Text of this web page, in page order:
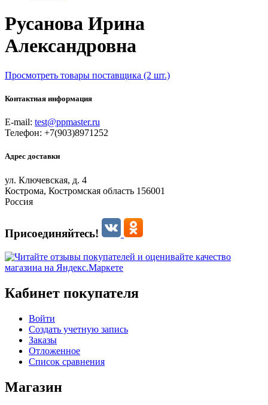
Русанова Ирина
Александровна
Просмотреть товары поставщика (2 шт.)
Контактная информация
E-mail: test@ppmaster.ru
Телефон: +7(903)8971252
Адрес доставки
ул. Ключевская, д. 4
Кострома, Костромская область 156001
Россия
Присоединяйтесь!
Кабинет покупателя
Войти
Создать учетную запись
Заказы
Отложенное
Список сравнения
Магазин